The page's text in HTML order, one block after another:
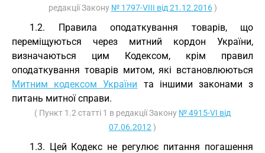
редакції Закону № 1797-VIII від 21.12.2016)
1.2. Правила оподаткування товарів, що
переміщуються через митний кордон України,
визначаються цим Кодексом, крім правил
оподаткування товарів митом, які встановлюються
Митним кодексом України та іншими законами з
питань митної справи.
( Пункт 1.2 статті 1 в редакції Закону № 4915-VI від
07.06.2012 )
1.3. Цей Кодекс не регулює питання погашення